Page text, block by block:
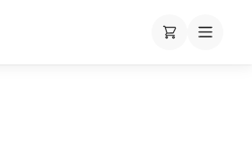
Корзина
Cart Mobile